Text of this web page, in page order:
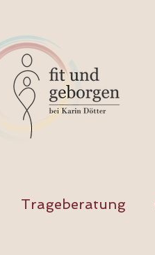
Trageberatung